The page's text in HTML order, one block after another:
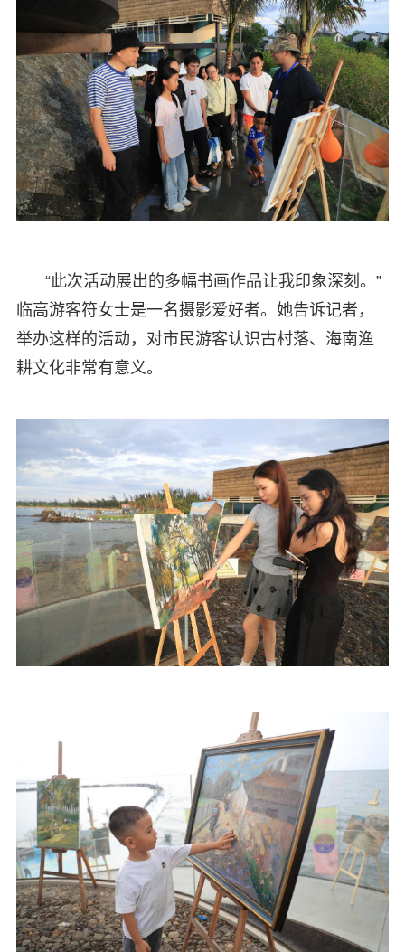
“此次活动展出的多幅书画作品让我印象深刻。”
临高游客符女士是一名摄影爱好者。她告诉记者，
举办这样的活动，对市民游客认识古村落、海南渔
耕文化非常有意义。